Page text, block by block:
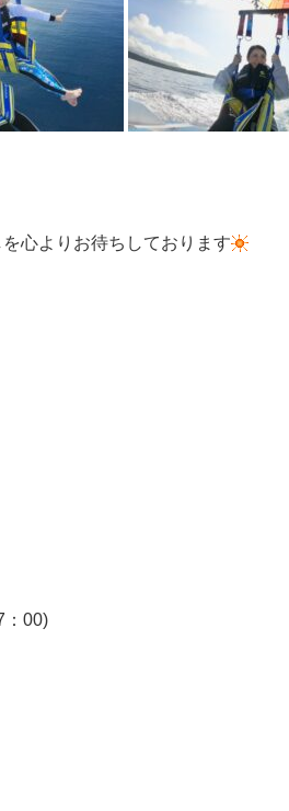
心よりお待ちしております
：00)